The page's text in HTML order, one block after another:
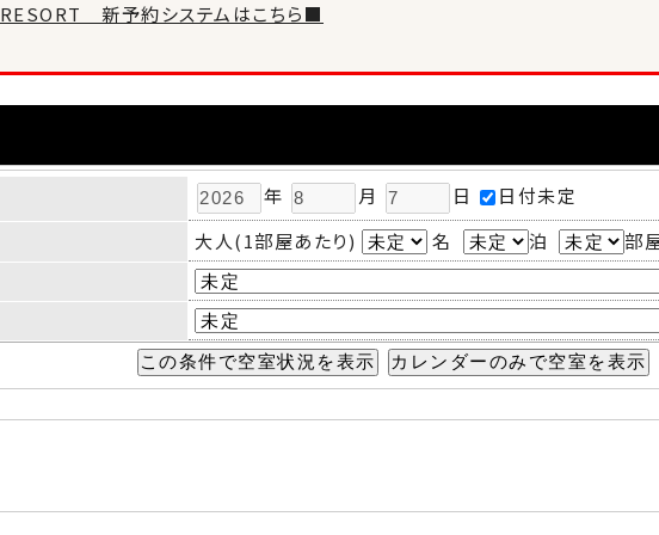
新予約システムはこちら■
年 月 日
日付未定
大人(1部屋あたり) 名 泊 部